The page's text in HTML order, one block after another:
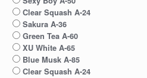
Clear Squash A-24
Sakura A-36
Green Tea A-60
XU White A-65
Blue Musk A-85
Clear Squash A-24